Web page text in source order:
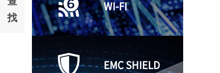
找
WI-FI
EMC SHIELD